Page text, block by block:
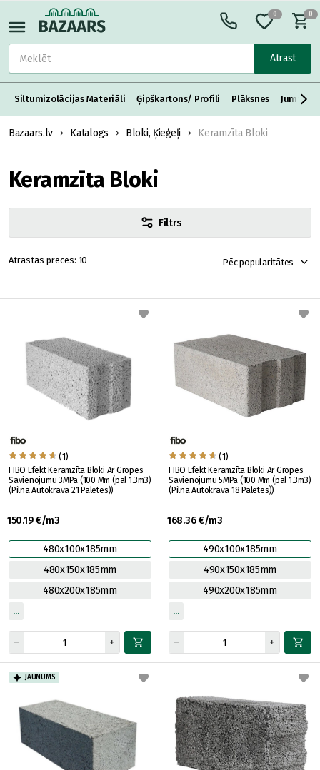
Atrast
0 0
Siltumizolācijas Materiāli Ģipškartons/ Profili Plāksnes Jumta
Bazaars.lv Katalogs Bloki, Ķieģeļi Keramzīta Bloki
Keramzīta Bloki
Filtrs
10 Pēc popularitātes
(1)
FIBO Efekt Keramzīta Bloki Ar Gropes
Savienojumu 3MPa (100 Mm (pal 1.3m3)
(Pilna Autokrava 21 Paletes))
150.19 €/m3
480x100x185mm
480x150x185mm
480x200x185mm
(1)
FIBO Efekt Keramzīta Bloki Ar Gropes
Savienojumu 5MPa (100 Mm (pal 1.3m3)
(Pilna Autokrava 18 Paletes))
168.36 €/m3
490x100x185mm
490x150x185mm
490x200x185mm
JAUNUMS